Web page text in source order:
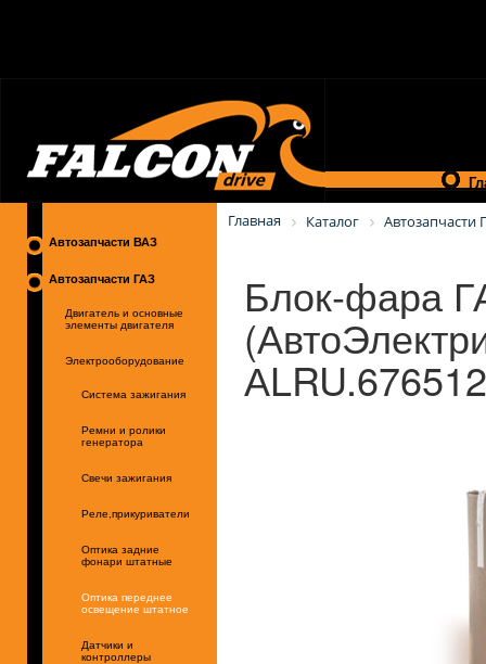
Автозапчасти ВАЗ
Автозапчасти ГАЗ
Двигатель и основные
элементы двигателя
Электрооборудование
Система зажигания
Ремни и ролики
генератора
Свечи зажигания
Реле,прикуриватели
Оптика задние
фонари штатные
Оптика переднее
освещение штатное
Датчики и
контроллеры
Главная Каталог Автозапчасти
Блок-фара